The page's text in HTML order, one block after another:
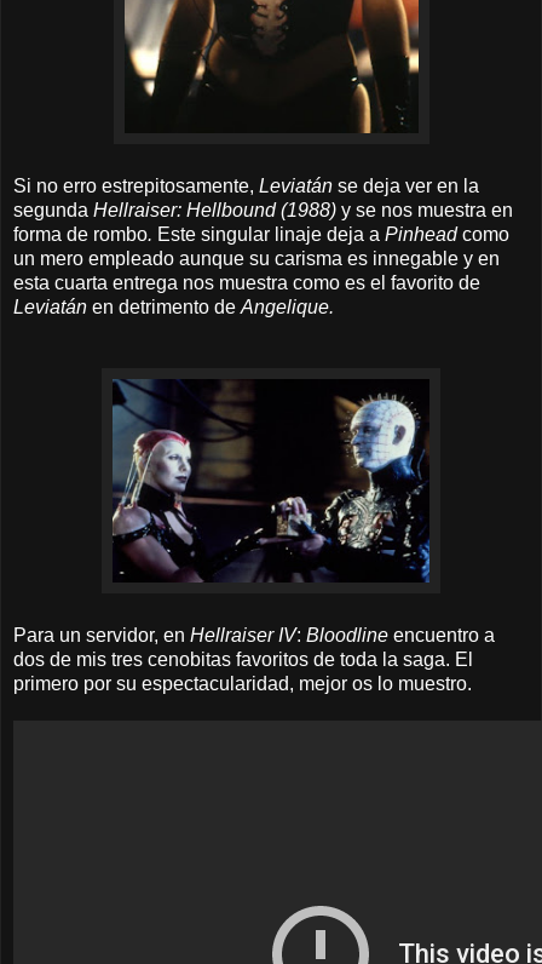
Si no erro estrepitosamente, Leviatán se deja ver en la
segunda Hellraiser: Hellbound (1988) y se nos muestra en
forma de rombo. Este singular linaje deja a Pinheadcomo
un mero empleado aunque su carisma es innegable y en
esta cuarta entrega nos muestra como es el favorito de
Leviatán en detrimento deAngelique.
Para un servidor, en Hellraiser IV: Bloodline encuentro a
dos de mis tres cenobitas favoritos de toda la saga. El
primero por su espectacularidad, mejor os lo muestro.